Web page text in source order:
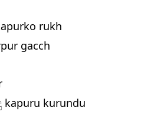
rukh
gacch
kurundu